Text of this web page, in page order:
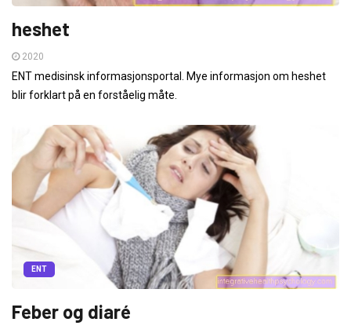
heshet
2020
ENT medisinsk informasjonsportal. Mye informasjon om heshet
blir forklart på en forståelig måte.
ENT
Feber og diaré